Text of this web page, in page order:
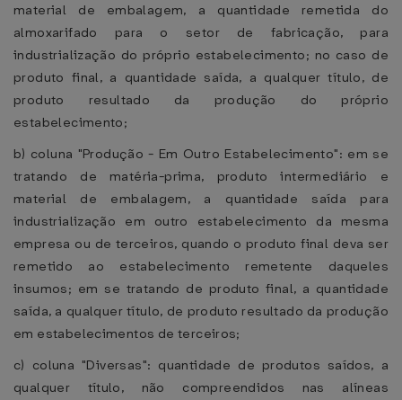
material de embalagem, a quantidade remetida do
almoxarifado para o setor de fabricação, para
industrialização do próprio estabelecimento; no caso de
produto final, a quantidade saída, a qualquer título, de
produto resultado da produção do próprio
estabelecimento;
b) coluna "Produção - Em Outro Estabelecimento": em se
tratando de matéria-prima, produto intermediário e
material de embalagem, a quantidade saída para
industrialização em outro estabelecimento da mesma
empresa ou de terceiros, quando o produto final deva ser
remetido ao estabelecimento remetente daqueles
insumos; em se tratando de produto final, a quantidade
saída, a qualquer título, de produto resultado da produção
em estabelecimentos de terceiros;
c) coluna "Diversas": quantidade de produtos saídos, a
qualquer título, não compreendidos nas alíneas